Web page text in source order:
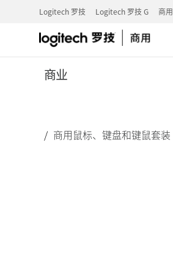
MX
MASTER
3S
Logitech 罗技 Logitech 罗技 G 商用
商业
商用鼠标、键盘和键鼠套装